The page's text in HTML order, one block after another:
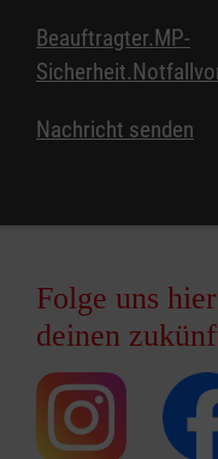
Beauftragter.MP-
Nachricht senden
Folge uns
deinen